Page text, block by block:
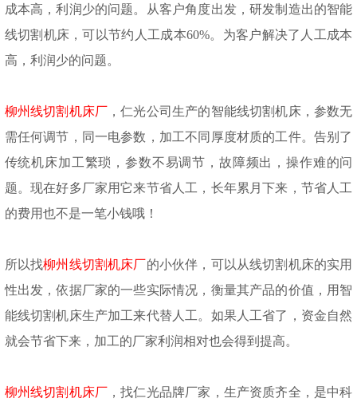
成本高，利润少的问题。从客户角度出发，研发制造出的智能
线切割机床，可以节约人工成本60%。为客户解决了人工成本
高，利润少的问题。
柳州线切割机床厂 ，仁光公司生产的智能线切割机床，参数无
需任何调节，同一电参数，加工不同厚度材质的工件。告别了
传统机床加工繁琐，参数不易调节，故障频出，操作难的问
题。现在好多厂家用它来节省人工，长年累月下来，节省人工
的费用也不是一笔小钱哦！
所以找柳州线切割机床厂的小伙伴，可以从线切割机床的实用
性出发，依据厂家的一些实际情况，衡量其产品的价值，用智
能线切割机床生产加工来代替人工。如果人工省了，资金自然
就会节省下来，加工的厂家利润相对也会得到提高。
柳州线切割机床厂 ，找仁光品牌厂家 ， 生产资质齐全，是中科